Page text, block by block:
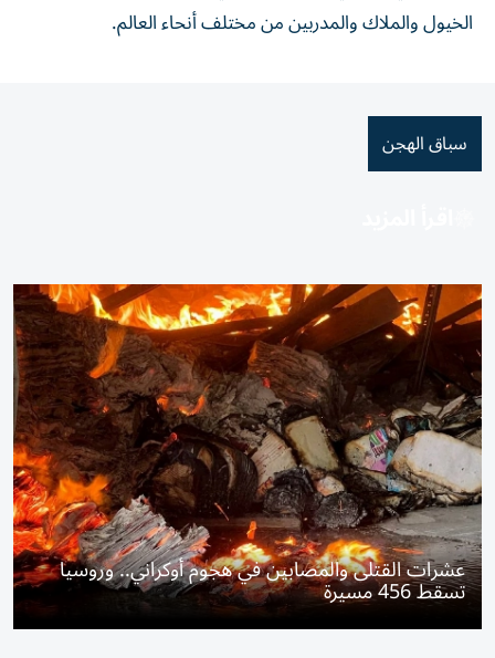
الخيول والملاك والمدربين من مختلف أنحاء العالم.
سباق الهجن
عشرات القتلى والمصابين في هجوم أوكراني.. وروسيا
تسقط 456 مسيرة